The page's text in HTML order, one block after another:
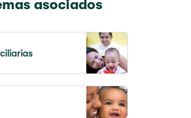
asociados